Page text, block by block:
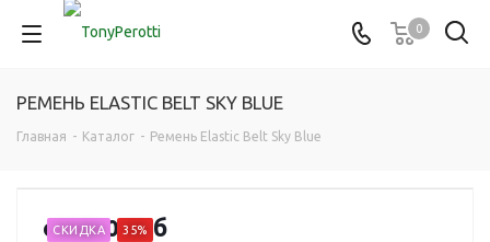
0
РЕМЕНЬ ELASTIC BELT SKY BLUE
Главная - Каталог - Ремень Elastic Belt Sky Blue
СКИДКА 35%
от660 руб